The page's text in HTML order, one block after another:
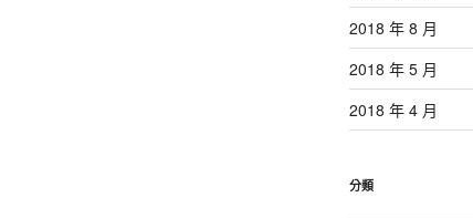
2018 年 8 月
2018 年 5 月
2018 年 4 月
分類